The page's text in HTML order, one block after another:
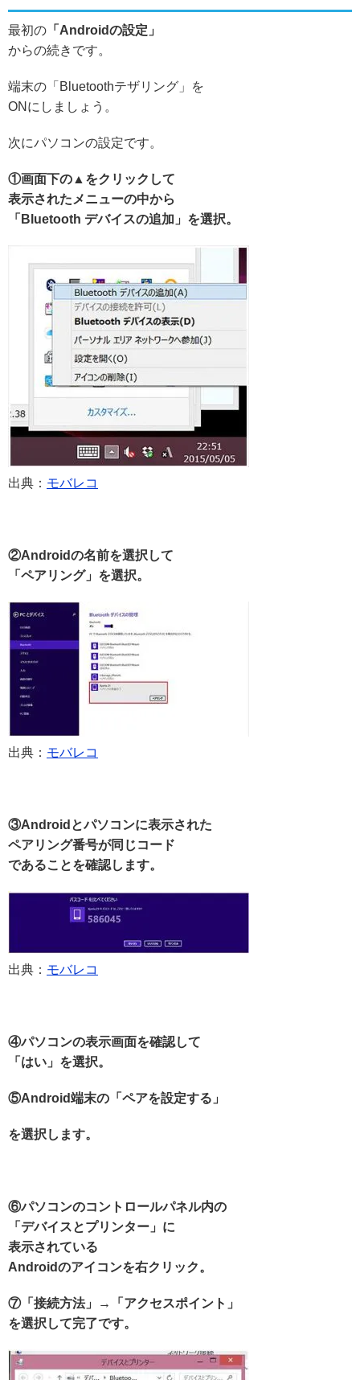
最初の 「Androidの設定」
からの続きです。
端末の「Bluetoothテザリング」を
ONにしましょう。
次にパソコンの設定です。
①画面下の▲をクリックして
表示されたメニューの中から
「Bluetooth デバイスの追加」を選択。
出典： モバレコ
②Androidの名前を選択して
「ペアリング」を選択。
出典： モバレコ
③Androidとパソコンに表示された
ペアリング番号が同じコード
であることを確認します。
出典： モバレコ
④パソコンの表示画面を確認して
「はい」を選択。
⑤Android端末の「ペアを設定する」
を選択します。
⑥パソコンのコントロールパネル内の
「デバイスとプリンター」に
表示されている
Androidのアイコンを右クリック。
⑦「接続方法」→「アクセスポイント」
を選択して完了です。